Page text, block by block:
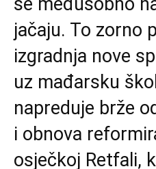
jačaju. To zorno
izgradnja nove
uz mađarsku
napreduje brže
i obnova
osječkoj Retfali,